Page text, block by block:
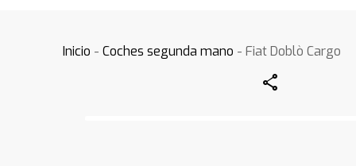
Inicio -Coches segunda mano - Fiat Doblò Cargo
Share